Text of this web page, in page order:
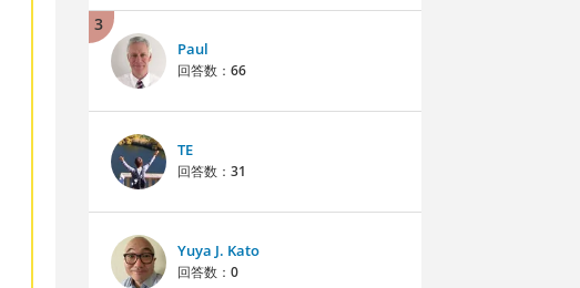
3
Paul
回答数： 66
TE
回答数： 31
Yuya J. Kato
回答数： 0